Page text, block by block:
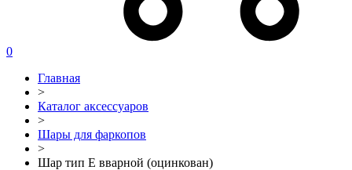
0
Главная
>
Каталог аксессуаров
>
Шары для фаркопов
>
Шар тип E вварной (оцинкован)